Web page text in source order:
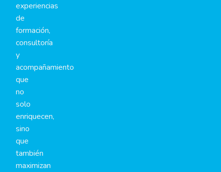
experiencias
de
formación,
consultoría
y
acompañamiento
que
no
solo
enriquecen,
sino
que
también
maximizan